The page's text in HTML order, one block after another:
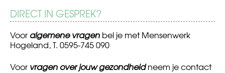
DIRECT IN GESPREK?
Voor algemene vragen bel je met Mensenwerk
Hogeland, T. 0595-745 090
Voor vragen over jouw gezondheidneem je contact